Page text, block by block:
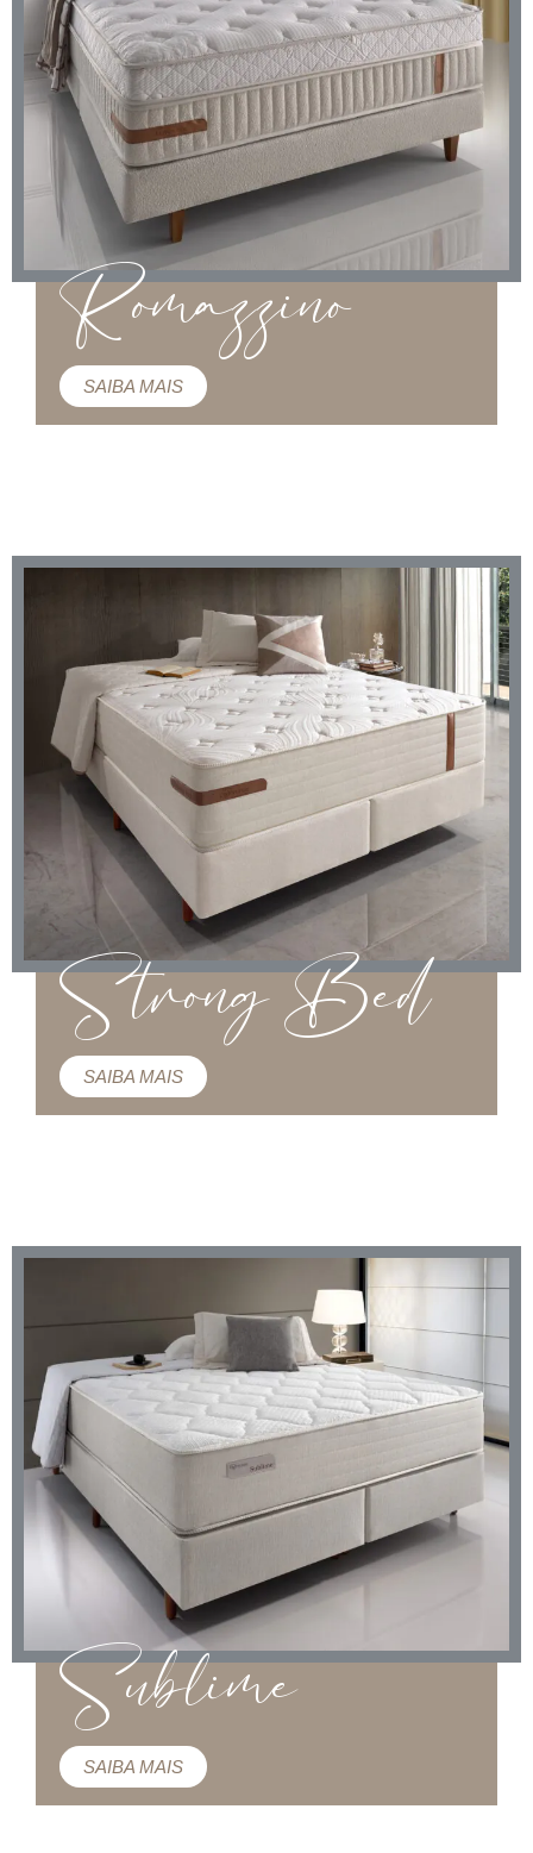
Romazzino
SAIBA MAIS
Strong Bed
SAIBA MAIS
Sublime
SAIBA MAIS